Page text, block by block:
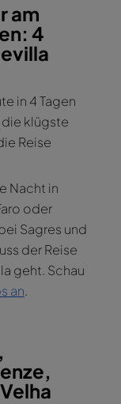
am
4
in 4 Tagen
die klügste
Reise
Nacht in
oder
Sagres und
der Reise
geht. Schau
an.